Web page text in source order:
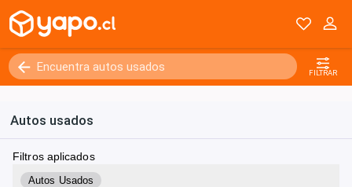
FILTRAR
Autos usados
Filtros aplicados
Autos Usados